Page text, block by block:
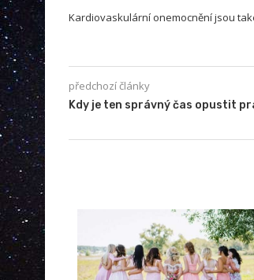
Kardiovaskulární onemocnění jsou
předchozí články
Kdy je ten správný čas opustit